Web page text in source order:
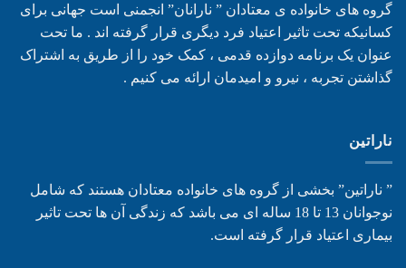
گروه های خانواده ی معتادان ” نارانان” انجمنی است جهانی برای
کسانیکه تحت تاثیر اعتیاد فرد دیگری قرار گرفته اند . ما تحت
عنوان یک برنامه دوازده قدمی ، کمک خود را از طریق به اشتراک
گذاشتن تجربه ، نیرو و امیدمان ارائه می کنیم .
ناراتین
” ناراتین” بخشی از گروه های خانواده معتادان هستند که شامل
نوجوانان 13 تا 18 ساله ای می باشد که زندگی آن ها تحت تاثیر
بیماری اعتیاد قرار گرفته است.